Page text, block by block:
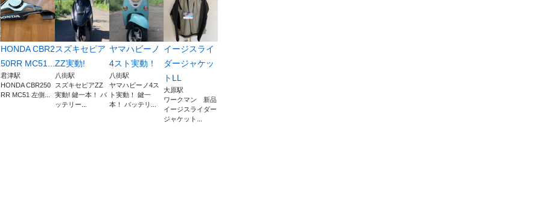
HONDA CBR2
50RR MC51...
君津駅
HONDA CBR250
RR MC51 左側...
スズキセピア
ZZ実動!
八街駅
スズキセピアZZ
実動! 鍵一本！ バ
ッテリー...
ヤマハビーノ
4スト実動！
八街駅
ヤマハビーノ4ス
ト実動！ 鍵一
本！ バッテリ...
イージスライ
ダージャケッ
トLL
大原駅
ワークマン 新品
イージスライダー
ジャケット...